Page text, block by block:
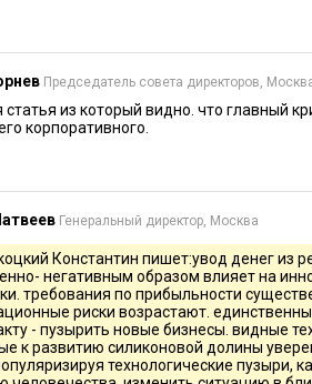
в США. Биржевые индексы
которых проще назвать
к реальному сектору экономики
управляющих компаний и
сектора экономики выпущено
сектора, выраженный в долларовом
влияния на биржевые
приравнять к активам реального
понизится на 2-3 порядка. В 2008 году
которые держали значительную
и принимали участие в
притяжение к фондовым активам
Председатель совета директоров,
из который видно. что главный
корпоративного.
Генеральный директор, Москва
Константин пишет:увод денег из
негативным образом влияет на
требования по прибыльности
риски возрастают.
- пузырить новые бизнесы. видные
к развитию силиконовой долины
технологические пузыри,